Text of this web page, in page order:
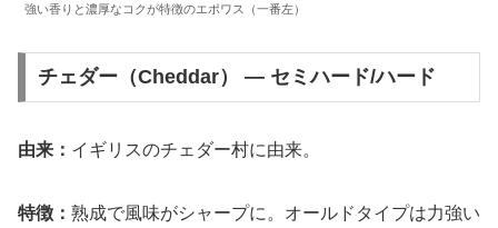
強い香りと濃厚なコクが特徴のエポワス（一番左）
チェダー（Cheddar） — セミハード/ハード
由来： イギリスのチェダー村に由来。
特徴： 熟成で風味がシャープに。オールドタイプは力強い